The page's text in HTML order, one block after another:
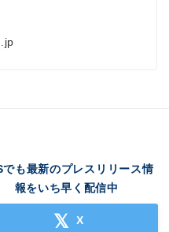
でも最新のプレスリリース情
報をいち早く配信中
X